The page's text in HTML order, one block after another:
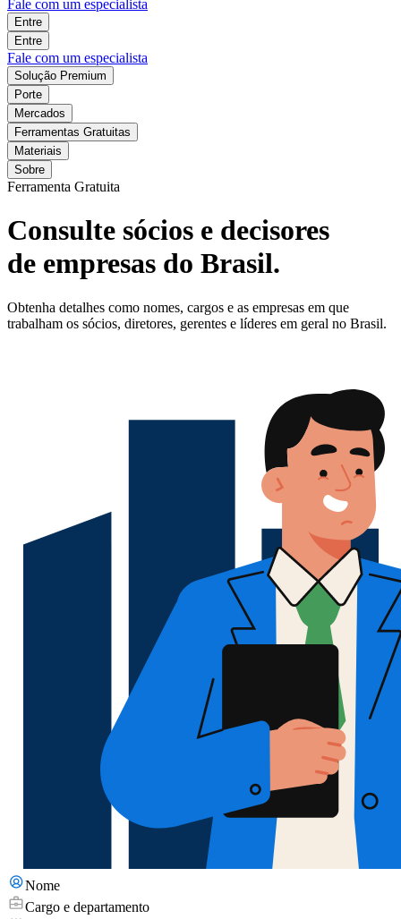
Fale com um especialista
Entre
Entre
Fale com um especialista
Solução Premium
Porte
Mercados
Ferramentas Gratuitas
Materiais
Sobre
Ferramenta Gratuita
Consulte sócios e decisores
de empresas do Brasil.
Obtenha detalhes como nomes, cargos e as empresas em que
trabalham os sócios, diretores, gerentes e líderes em geral no Brasil.
Nome
Cargo e departamento